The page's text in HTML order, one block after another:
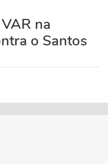
na
o Santos